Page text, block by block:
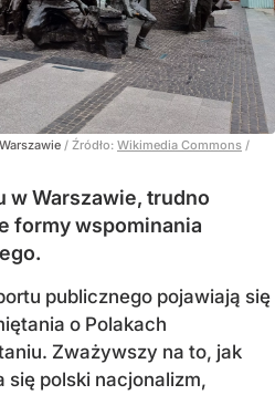
/ Źródło: Wikimedia Commons /
w Warszawie, trudno
formy wspominania
publicznego pojawiają się
o Polakach
Zważywszy na to, jak
się polski nacjonalizm,